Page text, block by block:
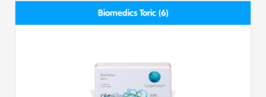
Biomedics Toric (6)